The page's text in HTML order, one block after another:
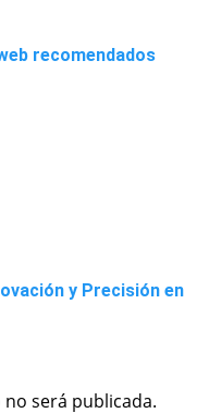
recomendados
y Precisión en
será publicada.